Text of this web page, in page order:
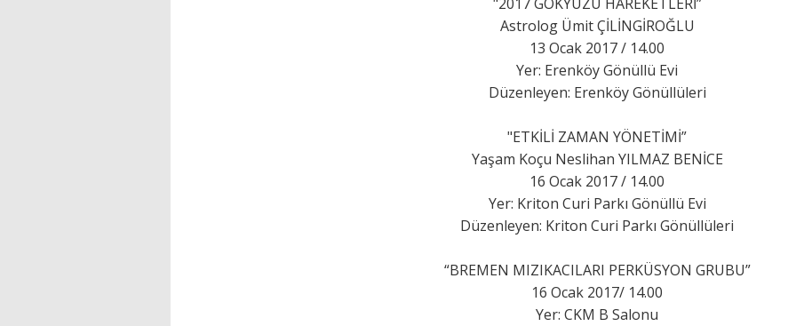
Astrolog Ümit ÇİLİNGİROĞLU
13 Ocak 2017 / 14.00
Yer: Erenköy Gönüllü Evi
Düzenleyen: Erenköy Gönüllüleri
"ETKİLİ ZAMAN YÖNETİMİ”
Yaşam Koçu Neslihan YILMAZ BENİCE
16 Ocak 2017 / 14.00
Yer: Kriton Curi Parkı Gönüllü Evi
Düzenleyen: Kriton Curi Parkı Gönüllüleri
“BREMEN MIZIKACILARI PERKÜSYON GRUBU”
16 Ocak 2017/ 14.00
Yer: CKM B Salonu